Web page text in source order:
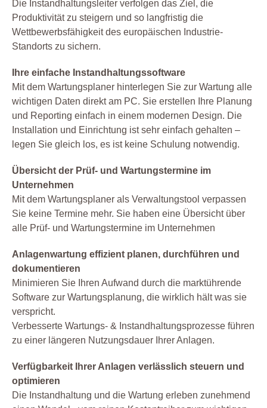
Die Instandhaltungsleiter verfolgen das Ziel, die
Produktivität zu steigern und so langfristig die
Wettbewerbsfähigkeit des europäischen Industrie-
Standorts zu sichern.
Ihre einfache Instandhaltungssoftware
Mit dem Wartungsplaner hinterlegen Sie zur Wartung alle
wichtigen Daten direkt am PC. Sie erstellen Ihre Planung
und Reporting einfach in einem modernen Design. Die
Installation und Einrichtung ist sehr einfach gehalten –
legen Sie gleich los, es ist keine Schulung notwendig.
Übersicht der Prüf- und Wartungstermine im
Unternehmen
Mit dem Wartungsplaner als Verwaltungstool verpassen
Sie keine Termine mehr. Sie haben eine Übersicht über
alle Prüf- und Wartungstermine im Unternehmen
Anlagenwartung effizient planen, durchführen und
dokumentieren
Minimieren Sie Ihren Aufwand durch die marktührende
Software zur Wartungsplanung, die wirklich hält was sie
verspricht.
Verbesserte Wartungs- & Instandhaltungsprozesse führen
zu einer längeren Nutzungsdauer Ihrer Anlagen.
Verfügbarkeit Ihrer Anlagen verlässlich steuern und
optimieren
Die Instandhaltung und die Wartung erleben zunehmend